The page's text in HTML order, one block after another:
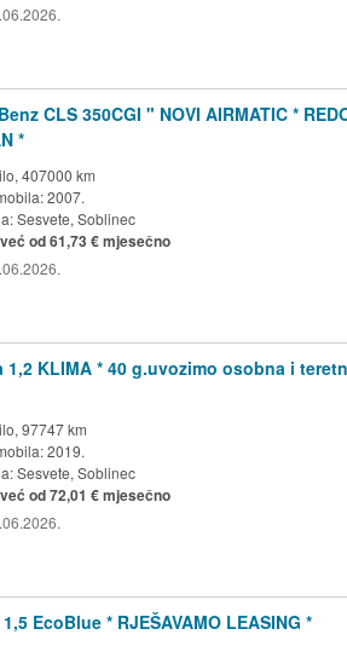
CLS 350CGI " NOVI AIRMATIC *
*
407000 km
2007.
Sesvete, Soblinec
od 61,73 € mjesečno
1,2 KLIMA * 40 g.uvozimo osobna i
97747 km
2019.
Sesvete, Soblinec
od 72,01 € mjesečno
EcoBlue * RJEŠAVAMO LEASING *